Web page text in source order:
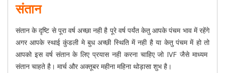
संतान
संतान के दृष्टि से पूरा वर्ष अच्छा नही है पूरे वर्ष पर्यंत केतु आपके पंचम भाव में रहेंगे
अगर आपके स्थाई कुंडली मे बुध अच्छी स्थिति में नही है या केतु पंचम में हो तो
आपको इस वर्ष संतान के लिए प्रयास नही करना चाहिए जो IVF जैसे माध्यम
संतान चाहते है। मार्च और अक्‍तूबर महीना महिना थोड़ासा शुभ है।